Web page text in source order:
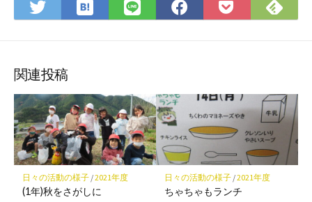
Twitter
で
ア
は
て
ク
マ
ー
ク
に
保
存
LINE
で
Facebook
で
Pocket
に
で
関連投稿
日々の活動の様子/2021年度
(1年)秋をさがしに
日々の活動の様子/2021年度
ちゃちゃもランチ